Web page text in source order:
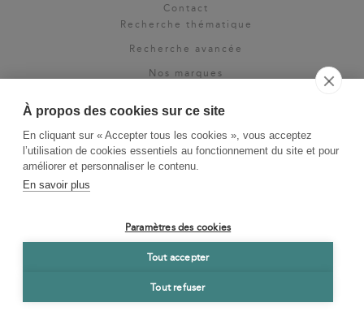
À propos des cookies sur ce site
En cliquant sur « Accepter tous les cookies », vous acceptez
l’utilisation de cookies essentiels au fonctionnement du site et pour
améliorer et personnaliser le contenu.
En savoir plus
Paramètres des cookies
Tout accepter
Tout refuser
Contact
Recherche thématique
Recherche avancée
Nos marques
Espace pro
Newsletter
La Vie des Classiques